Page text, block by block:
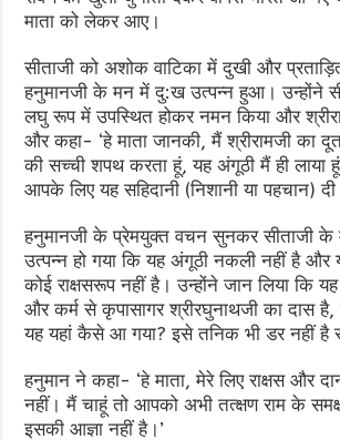
माता को लेकर आए।
सीताजी को अशोक वाटिका में दुखी और
हनुमानजी के मन में दु:ख उत्पन्न हुआ। उन्होंने
लघु रूप में उपस्थित होकर नमन किया और
और कहा- ‘हे माता जानकी, मैं श्रीरामजी का
की सच्ची शपथ करता हूं, यह अंगूठी मैं ही लाया
आपके लिए यह सहिदानी (निशानी या पहचान) दी
हनुमानजी के प्रेमयुक्त वचन सुनकर सीताजी के
उत्पन्न हो गया कि यह अंगूठी नकली नहीं है और
कोई राक्षसरूप नहीं है। उन्होंने जान लिया कि
और कर्म से कृपासागर श्रीरघुनाथजी का दास
यह यहां कैसे आ गया? इसे तनिक भी डर नहीं है
हनुमान ने कहा- ‘हे माता, मेरे लिए राक्षस और
नहीं। मैं चाहूं तो आपको अभी तत्क्षण राम के
इसकी आज्ञा नहीं है।’